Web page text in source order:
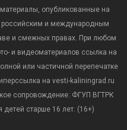
опубликованные на
российским и международным
и смежных правах. При любом
и видеоматериалов ссылка на
или частичной перепечатке
на vesti-kaliningrad.ru
сопровождение: ФГУП ВГТРК
старше 16 лет. (16+)